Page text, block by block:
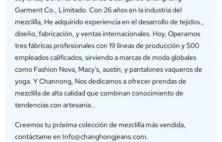
Garment Co., Limitado. Con 26 años en la industria del
mezclilla, He adquirido experiencia en el desarrollo de tejidos.,
diseño, fabricación, y ventas internacionales. Hoy, Operamos
tres fábricas profesionales con 19 líneas de producción y 500
empleados calificados, sirviendo a marcas de moda globales
como Fashion Nova, Macy's, austin, y pantalones vaqueros de
yoga. Y Channong, Nos dedicamos a ofrecer prendas de
mezclilla de alta calidad que combinan conocimiento de
tendencias con artesanía..
Creemos tu próxima colección de mezclilla más vendida,
contáctame en Info@changhongjeans.com.